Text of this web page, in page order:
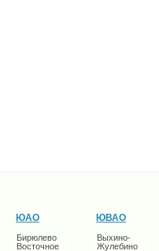
ЮАО
Бирюлево
Восточное
ЮВАО
Выхино-
Жулебино